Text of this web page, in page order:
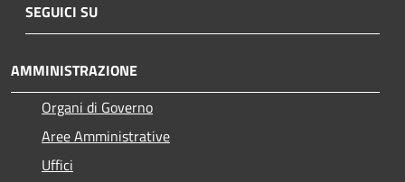
SEGUICI SU
AMMINISTRAZIONE
Organi di Governo
Aree Amministrative
Uffici